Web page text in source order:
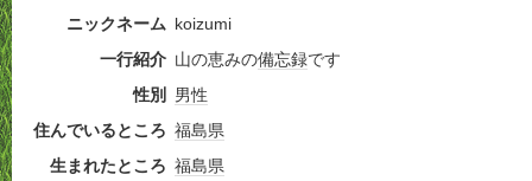
ニックネーム koizumi
一行紹介 山の恵みの備忘録です
性別
男性
住んでいるところ 福島県
生まれたところ 福島県